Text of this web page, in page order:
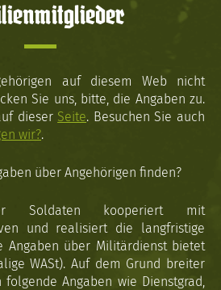
auf diesem Web nicht
Sie uns, bitte, die Angaben zu.
dieser Seite. Besuchen Sie auch
wir?.
über Angehörigen finden?
Soldaten kooperiert mit
und realisiert die langfristige
Angaben über Militärdienst bietet
WASt). Auf dem Grund breiter
Angaben wie Dienstgrad,